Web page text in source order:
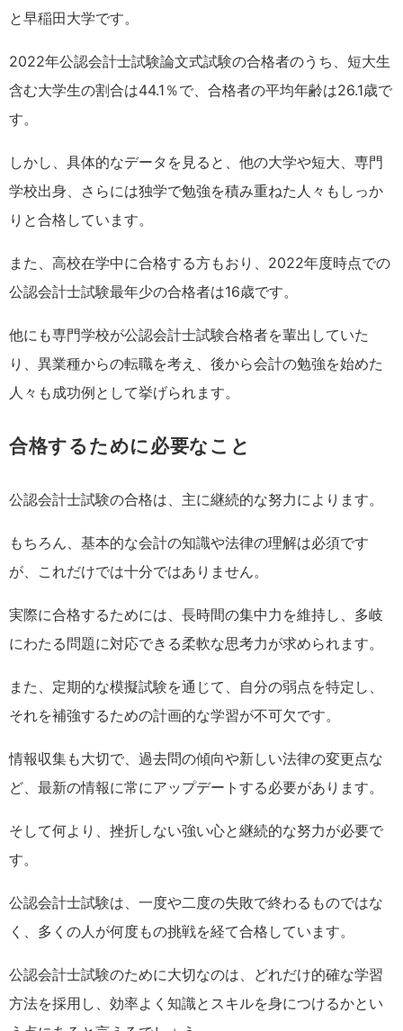
と早稲田大学です。
2022年公認会計士試験論文式試験の合格者のうち、 短大生
含む大学生の割合は44.1％で、合格者の平均年齢は26.1歳で
す。
しかし、具体的なデータを見ると、他の大学や短大、専門
学校出身、さらには独学で勉強を積み重ねた人々もしっか
りと合格しています。
また、高校在学中に合格する方もおり、2022年度時点での
公認会計士試験最年少の合格者は16歳です。
他にも専門学校が公認会計士試験合格者を輩出していた
り、異業種からの転職を考え、後から会計の勉強を始めた
人々も成功例として挙げられます。
合格するために必要なこと
公認会計士試験の合格は、主に継続的な努力によります。
もちろん、基本的な会計の知識や法律の理解は必須です
が、これだけでは十分ではありません。
実際に合格するためには、長時間の集中力を維持し、多岐
にわたる問題に対応できる柔軟な思考力が求められます。
また、定期的な模擬試験を通じて、自分の弱点を特定し、
それを補強するための計画的な学習が不可欠です。
情報収集も大切で、過去問の傾向や新しい法律の変更点な
ど、最新の情報に常にアップデートする必要があります。
そして何より、挫折しない強い心と継続的な努力が必要で
す。
公認会計士試験は、一度や二度の失敗で終わるものではな
く、多くの人が何度もの挑戦を経て合格しています。
公認会計士試験のために大切なのは、どれだけ的確な学習
方法を採用し、効率よく知識とスキルを身につけるかとい